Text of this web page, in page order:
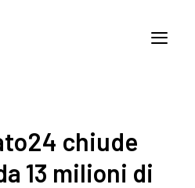
chiude
13 milioni di